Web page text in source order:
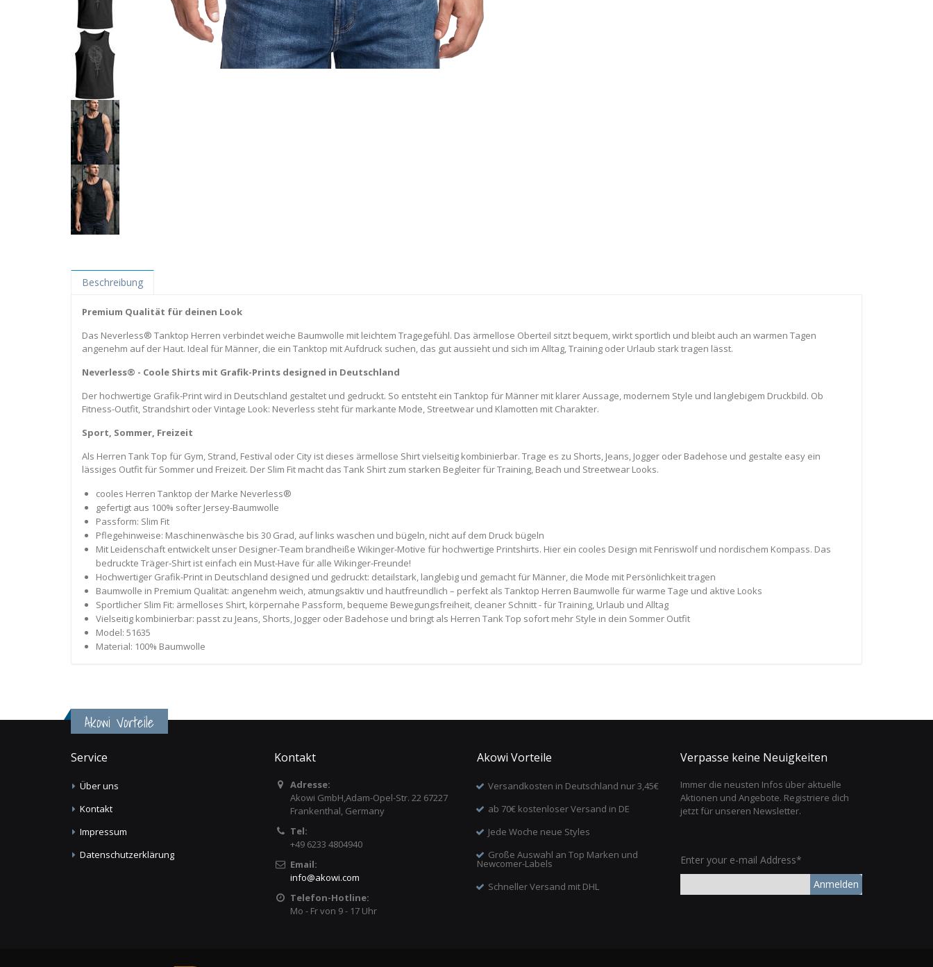
Beschreibung
Premium Qualität für deinen Look
Das Neverless® Tanktop Herren verbindet weiche Baumwolle mit leichtem Tragegefühl. Das ärmellose Oberteil sitzt bequem, wirkt sportlich und bleibt auch an warmen Tagen
angenehm auf der Haut. Ideal für Männer, die ein Tanktop mit Aufdruck suchen, das gut aussieht und sich im Alltag, Training oder Urlaub stark tragen lässt.
Neverless® - Coole Shirts mit Grafik-Prints designed in Deutschland
Der hochwertige Grafik-Print wird in Deutschland gestaltet und gedruckt. So entsteht ein Tanktop für Männer mit klarer Aussage, modernem Style und langlebigem Druckbild. Ob
Fitness-Outfit, Strandshirt oder Vintage Look: Neverless steht für markante Mode, Streetwear und Klamotten mit Charakter.
Sport, Sommer, Freizeit
Als Herren Tank Top für Gym, Strand, Festival oder City ist dieses ärmellose Shirt vielseitig kombinierbar. Trage es zu Shorts, Jeans, Jogger oder Badehose und gestalte easy ein
lässiges Outfit für Sommer und Freizeit. Der Slim Fit macht das Tank Shirt zum starken Begleiter für Training, Beach und Streetwear Looks.
cooles Herren Tanktop der Marke Neverless®
gefertigt aus 100% softer Jersey-Baumwolle
Passform: Slim Fit
Pflegehinweise: Maschinenwäsche bis 30 Grad, auf links waschen und bügeln, nicht auf dem Druck bügeln
Mit Leidenschaft entwickelt unser Designer-Team brandheiße Wikinger-Motive für hochwertige Printshirts. Hier ein cooles Design mit Fenriswolf und nordischem Kompass. Das
bedruckte Träger-Shirt ist einfach ein Must-Have für alle Wikinger-Freunde!
Hochwertiger Grafik-Print in Deutschland designed und gedruckt: detailstark, langlebig und gemacht für Männer, die Mode mit Persönlichkeit tragen
Baumwolle in Premium Qualität: angenehm weich, atmungsaktiv und hautfreundlich – perfekt als Tanktop Herren Baumwolle für warme Tage und aktive Looks
Sportlicher Slim Fit: ärmelloses Shirt, körpernahe Passform, bequeme Bewegungsfreiheit, cleaner Schnitt - für Training, Urlaub und Alltag
Vielseitig kombinierbar: passt zu Jeans, Shorts, Jogger oder Badehose und bringt als Herren Tank Top sofort mehr Style in dein Sommer Outfit
Model: 51635
Material: 100% Baumwolle
Akowi Vorteile
Service
Über uns
Kontakt
Impressum
Datenschutzerklärung
Kontakt
Adresse:
Akowi GmbH,Adam-Opel-Str. 22 67227
Frankenthal, Germany
Tel:
+49 6233 4804940
Email:
info@akowi.com
Telefon-Hotline:
Mo - Fr von 9 - 17 Uhr
Akowi Vorteile
Versandkosten in Deutschland nur 3,45€
ab 70€ kostenloser Versand in DE
Jede Woche neue Styles
Große Auswahl an Top Marken und
Newcomer-Labels
Schneller Versand mit DHL
Verpasse keine Neuigkeiten
Immer die neusten Infos über aktuelle
Aktionen und Angebote. Registriere dich
jetzt für unseren Newsletter.
Enter your e-mail Address*
Anmelden